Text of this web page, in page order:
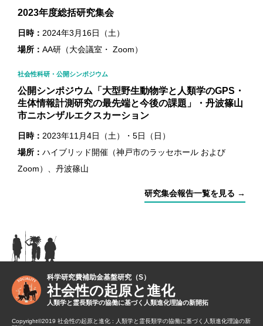
2023年度総括研究集会
日時： 2024年3月16日（土）
場所： AA研（大会議室・ Zoom）
社会性科研・公開シンポジウム
公開シンポジウム「大型野生動物学と人類学のGPS・
生体情報計測研究の最先端と今後の課題」・丹波篠山
市ニホンザルエクスカーション
日時： 2023年11月4日（土）・5日（日）
場所： ハイブリッド開催（神戸市のラッセホール および
Zoom）、丹波篠山
研究集会報告一覧を見る →
科学研究費補助金基盤研究（S）
社会性の起原と進化
人類学と霊長類学の協働に基づく人類進化理論の新開拓
Copyright©2019 社会性の起原と進化 : 人類学と霊長類学の協働に基づく人類進化理論の新